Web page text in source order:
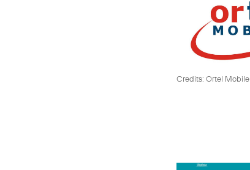
Credits: Ortel Mobile